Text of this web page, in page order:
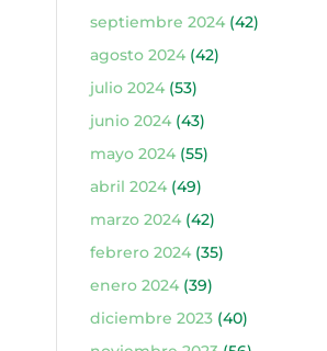
septiembre 2024(42)
agosto 2024(42)
julio 2024(53)
junio 2024(43)
mayo 2024(55)
abril 2024(49)
marzo 2024(42)
febrero 2024(35)
enero 2024(39)
diciembre 2023(40)